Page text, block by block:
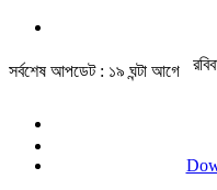
সর্বশেষ আপডেট : ১৯ ঘন্টা আগে